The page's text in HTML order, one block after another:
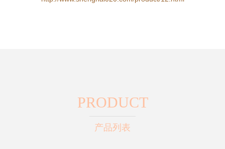
PRODUCT
产品列表